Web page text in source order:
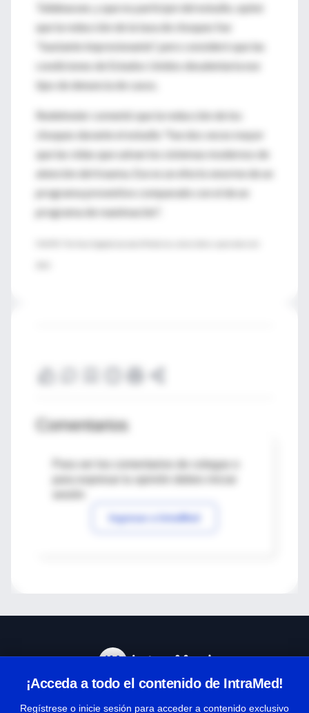
Tallahassee, y que no participó del estudio, opinó
que la reducción de la tasa de choques fue
"bastante impresionante", pero consideró que las
condiciones de Estados Unidos desalentaría ese
tipo de denuncia de casos.
Redelmeier comentó que la reducción de los
choques durante el estudio "fue dos veces mayor
que las vidas que salvan los sistemas modernos de
atención del trauma. Ese es un efecto enorme de un
programa preventivo comparado con el de un
programa de reanimación".
Comentarios
Para ver los comentarios de colegas o
Ingresar a IntraMed
¡Acceda a todo el contenido de IntraMed!
Regístrese o inicie sesión para acceder a contenido exclusivo